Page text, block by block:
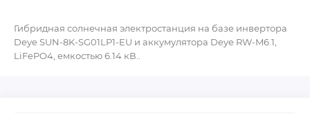
Гибридная солнечная электростанция на базе инвертора
Deye SUN-8K-SG01LP1-EU и аккумулятора Deye RW-M6.1,
LiFePO4, емкостью 6.14 кВ..